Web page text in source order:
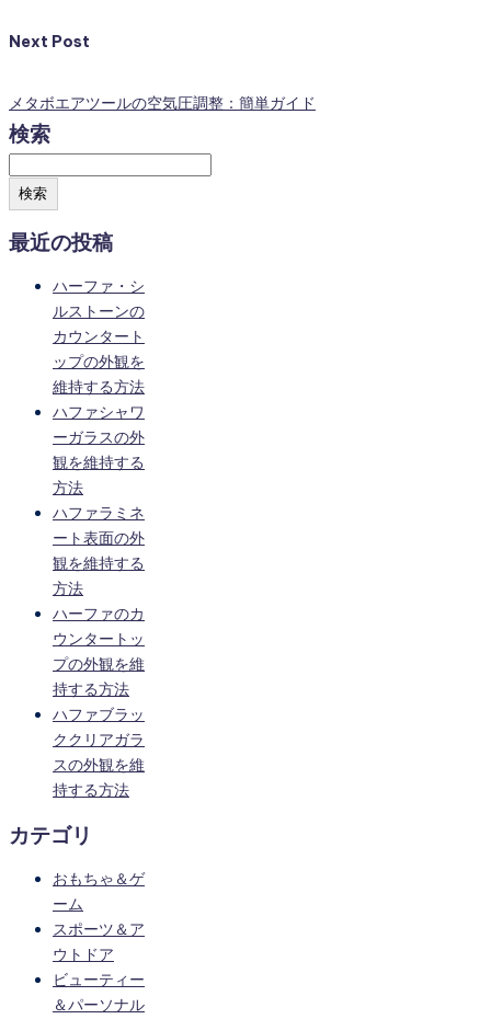
Next Post
メタボエアツールの空気圧調整：簡単ガイド
検索
検索
最近の投稿
ハーファ・シ
ルストーンの
カウンタート
ップの外観を
維持する方法
ハファシャワ
ーガラスの外
観を維持する
方法
ハファラミネ
ート表面の外
観を維持する
方法
ハーファのカ
ウンタートッ
プの外観を維
持する方法
ハファブラッ
ククリアガラ
スの外観を維
持する方法
カテゴリ
おもちゃ＆ゲ
ーム
スポーツ＆ア
ウトドア
ビューティー
＆パーソナル